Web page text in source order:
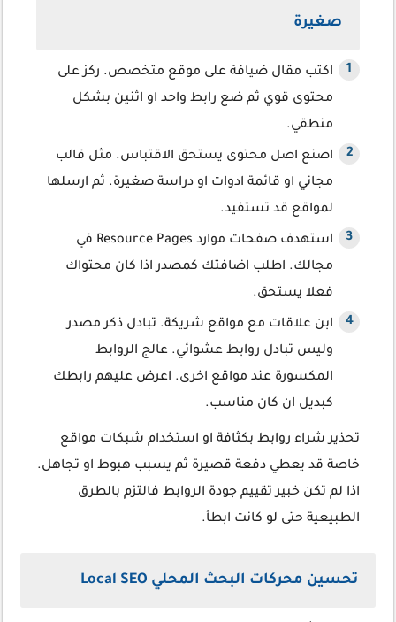
صغيرة
اكتب مقال ضيافة على موقع متخصص. ركز على
محتوى قوي ثم ضع رابط واحد او اثنين بشكل
منطقي.
اصنع اصل محتوى يستحق الاقتباس. مثل قالب
مجاني او قائمة ادوات او دراسة صغيرة. ثم ارسلها
لمواقع قد تستفيد.
استهدف صفحات موارد Resource Pages في
مجالك. اطلب اضافتك كمصدر اذا كان محتواك
فعلا يستحق.
ابن علاقات مع مواقع شريكة. تبادل ذكر مصدر
وليس تبادل روابط عشوائي. عالج الروابط
المكسورة عند مواقع اخرى. اعرض عليهم رابطك
كبديل ان كان مناسب.
تحذير شراء روابط بكثافة او استخدام شبكات مواقع
خاصة قد يعطي دفعة قصيرة ثم يسبب هبوط او تجاهل.
اذا لم تكن خبير تقييم جودة الروابط فالتزم بالطرق
الطبيعية حتى لو كانت ابطأ.
تحسين محركات البحث المحلي Local SEO